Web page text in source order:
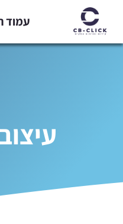
לתוכן
עמוד
עיצוב